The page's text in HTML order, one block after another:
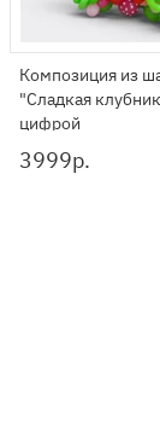
Композиция из
"Сладкая
цифрой
3999р.